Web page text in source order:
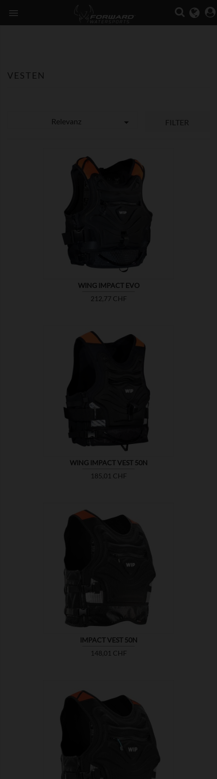

VESTEN
Relevanz  FILTER
WING IMPACT EVO
Preis
212,77 CHF
ZEIGEN
WING IMPACT VEST 50N
Preis
185,01 CHF
ZEIGEN
IMPACT VEST 50N
Preis
148,01 CHF
ZEIGEN
ZEIGEN